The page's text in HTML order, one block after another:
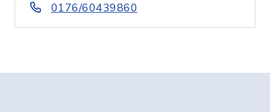
0176/60439860